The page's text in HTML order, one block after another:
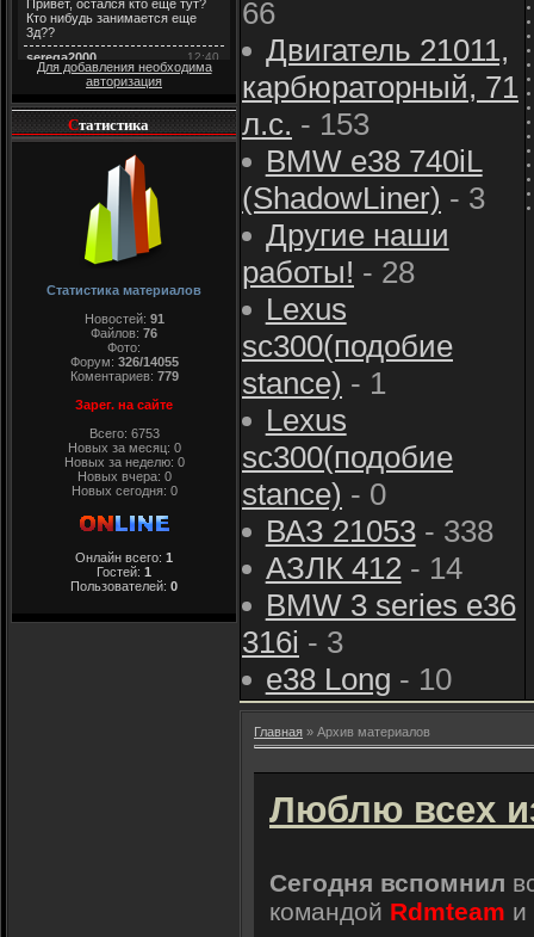
Для добавления необходима
авторизация
Статистика
Статистика материалов
Новостей: 91
Файлов: 76
Фото:
Форум: 326/14055
Коментариев: 779
Зарег. на сайте
Всего: 6753
Новых за месяц: 0
Новых за неделю: 0
Новых вчера: 0
Новых сегодня: 0
Онлайн всего: 1
Гостей: 1
Пользователей: 0
66
Двигатель 21011,
карбюраторный, 71
л.с. - 153
BMW e38 740iL
(ShadowLiner) - 3
Другие наши
работы! - 28
Lexus
sc300(подобие
stance) - 1
Lexus
sc300(подобие
stance) - 0
ВАЗ 21053 - 338
АЗЛК 412 - 14
BMW 3 series e36
316i - 3
e38 Long - 10
Главная » Архив материалов
Люблю всех
Сегодня вспомнил
командой Rdmteam и